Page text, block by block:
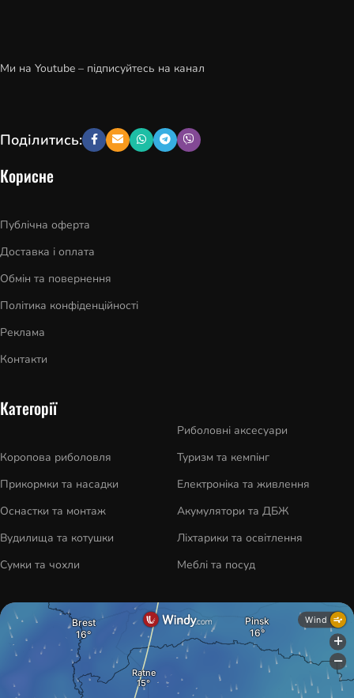
Ми на Youtube – підписуйтесь на канал
Поділитись:
Корисне
Публічна оферта
Доставка і оплата
Обмін та повернення
Політика конфіденційності
Реклама
Контакти
Категорії
Коропова риболовля
Прикормки та насадки
Оснастки та монтаж
Вудилища та котушки
Сумки та чохли
Риболовні аксесуари
Туризм та кемпінг
Електроніка та живлення
Акумулятори та ДБЖ
Ліхтарики та освітлення
Меблі та посуд